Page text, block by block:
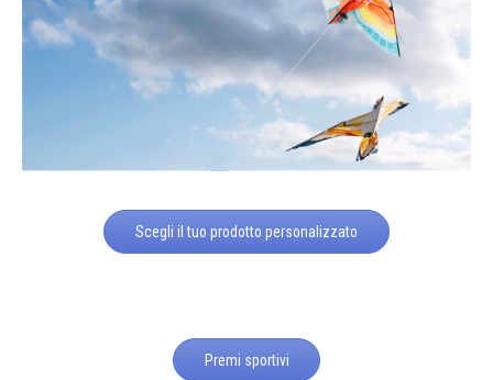
Scegli il tuo prodotto personalizzato
Premi sportivi